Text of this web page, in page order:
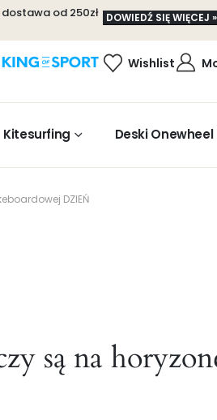
od 250zł DOWIEDŹ SIĘ WIĘCEJ »
Wishlist
Kitesurfing Deski Onewheel
DZIEŃ
są na